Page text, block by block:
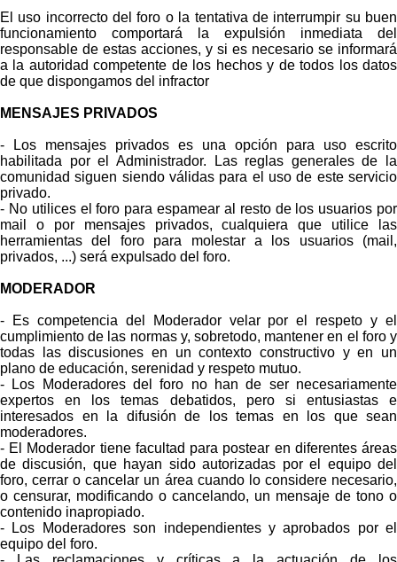
El uso incorrecto del foro o la tentativa de interrumpir su buen
funcionamiento comportará la expulsión inmediata del
responsable de estas acciones, y si es necesario se informará
a la autoridad competente de los hechos y de todos los datos
de que dispongamos del infractor
MENSAJES PRIVADOS
- Los mensajes privados es una opción para uso escrito
habilitada por el Administrador. Las reglas generales de la
comunidad siguen siendo válidas para el uso de este servicio
privado.
- No utilices el foro para espamear al resto de los usuarios por
mail o por mensajes privados, cualquiera que utilice las
herramientas del foro para molestar a los usuarios (mail,
privados, ...) será expulsado del foro.
MODERADOR
- Es competencia del Moderador velar por el respeto y el
cumplimiento de las normas y, sobretodo, mantener en el foro y
todas las discusiones en un contexto constructivo y en un
plano de educación, serenidad y respeto mutuo.
- Los Moderadores del foro no han de ser necesariamente
expertos en los temas debatidos, pero si entusiastas e
interesados en la difusión de los temas en los que sean
moderadores.
- El Moderador tiene facultad para postear en diferentes áreas
de discusión, que hayan sido autorizadas por el equipo del
foro, cerrar o cancelar un área cuando lo considere necesario,
o censurar, modificando o cancelando, un mensaje de tono o
contenido inapropiado.
- Los Moderadores son independientes y aprobados por el
equipo del foro.